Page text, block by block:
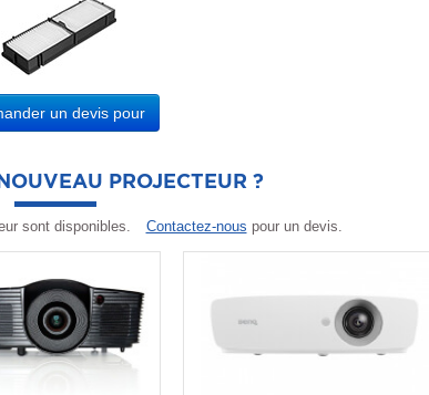
un devis pour
PROJECTEUR ?
sont disponibles. Contactez-nous pour un devis.